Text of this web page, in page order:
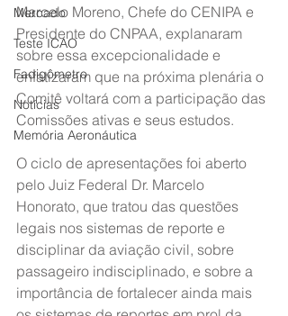
Mercado
Teste ICAO
Fadigômetro
Notícias
Memória Aeronáutica
Marcelo Moreno, Chefe do CENIPA e
Presidente do CNPAA, explanaram
sobre essa excepcionalidade e
enfatizaram que na próxima plenária o
Comitê voltará com a participação das
Comissões ativas e seus estudos.
O ciclo de apresentações foi aberto
pelo Juiz Federal Dr. Marcelo
Honorato, que tratou das questões
legais nos sistemas de reporte e
disciplinar da aviação civil, sobre
passageiro indisciplinado, e sobre a
importância de fortalecer ainda mais